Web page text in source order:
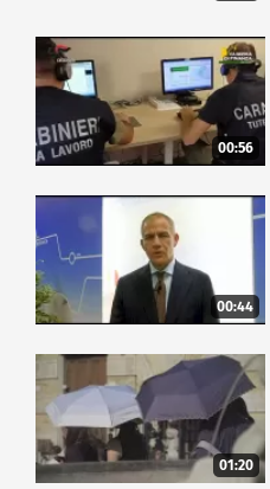
00:56
00:44
01:20